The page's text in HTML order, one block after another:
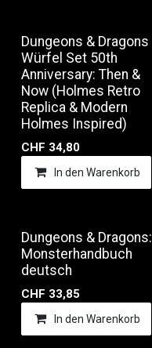
Dungeons & Dragons
Würfel Set 50th
Anniversary: Then &
Now (Holmes Retro
Replica & Modern
Holmes Inspired)
CHF 34,80
In den Warenkorb
Dungeons & Dragons:
Monsterhandbuch
deutsch
CHF 33,85
In den Warenkorb